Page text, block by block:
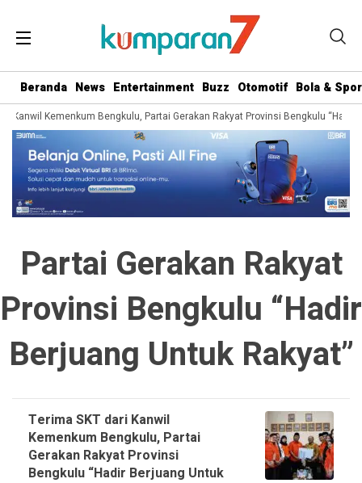
Beranda News Entertainment Buzz Otomotif Bola &
Kanwil Kemenkum Bengkulu, Partai Gerakan Rakyat Provinsi Bengkulu “Hadir
Partai Gerakan Rakyat
Provinsi Bengkulu “Hadir
Berjuang Untuk Rakyat”
Terima SKT dari Kanwil
Kemenkum Bengkulu, Partai
Gerakan Rakyat Provinsi
Bengkulu “Hadir Berjuang Untuk